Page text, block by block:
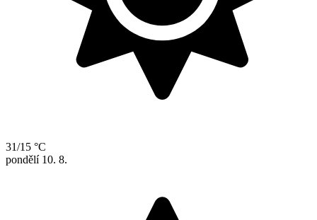
31/15 °C
pondělí 10. 8.